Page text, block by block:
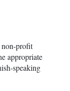
non-profit
appropriate
speaking